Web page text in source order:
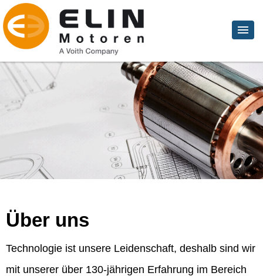
Über uns
Technologie ist unsere Leidenschaft, deshalb sind wir
mit unserer über 130-jährigen Erfahrung im Bereich